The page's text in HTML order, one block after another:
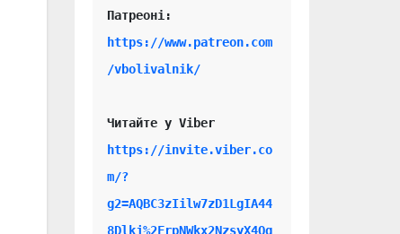
https://www.patreon.com
/vbolivalnik/
Читайте у Viber
https://invite.viber.co
m/?
g2=AQBC3zIilw7zD1LgIA44
8Dlkj%2FrpNWkx2NzsyX4Qg